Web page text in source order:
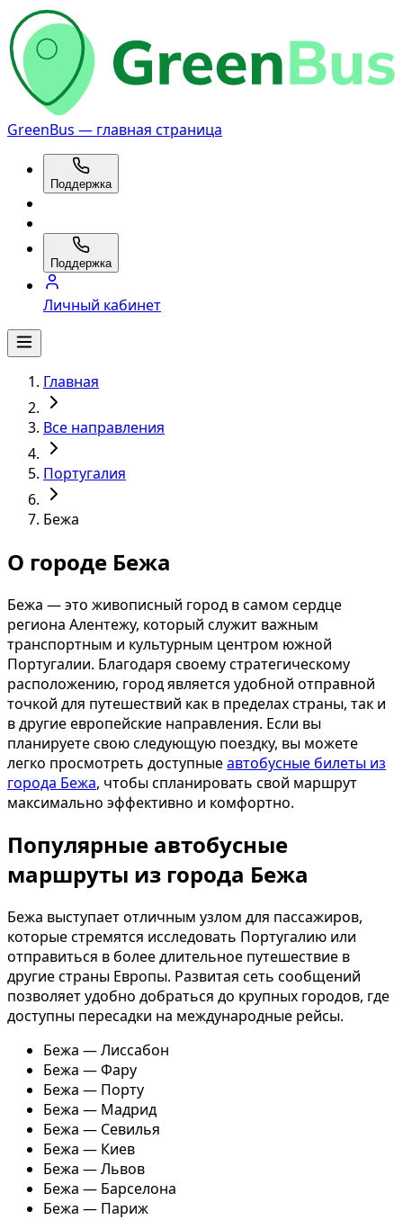
GreenBus — главная страница
Поддержка
Поддержка
Личный кабинет
Главная
Все направления
Португалия
Бежа
О городе Бежа
Бежа — это живописный город в самом сердце
региона Алентежу, который служит важным
транспортным и культурным центром южной
Португалии. Благодаря своему стратегическому
расположению, город является удобной отправной
точкой для путешествий как в пределах страны, так и
в другие европейские направления. Если вы
планируете свою следующую поездку, вы можете
легко просмотреть доступныеавтобусные билеты из
города Бежа, чтобы спланировать свой маршрут
максимально эффективно и комфортно.
Популярные автобусные
маршруты из города Бежа
Бежа выступает отличным узлом для пассажиров,
которые стремятся исследовать Португалию или
отправиться в более длительное путешествие в
другие страны Европы. Развитая сеть сообщений
позволяет удобно добраться до крупных городов, где
доступны пересадки на международные рейсы.
Бежа — Лиссабон
Бежа — Фару
Бежа — Порту
Бежа — Мадрид
Бежа — Севилья
Бежа — Киев
Бежа — Львов
Бежа — Барселона
Бежа — Париж